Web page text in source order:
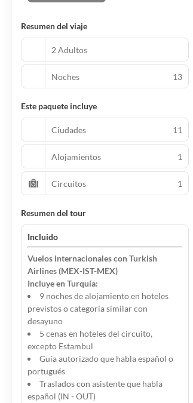
Resumen del viaje
2 Adultos
Noches 13
Este paquete incluye
Ciudades 11
Alojamientos 1
Circuitos 1
Resumen del tour
Incluido
Vuelos internacionales con Turkish
Airlines (MEX-IST-MEX)
Incluye en Turquía:
9 noches de alojamiento en hoteles
previstos o categoría similar con
desayuno
5 cenas en hoteles del circuito,
excepto Estambul
Guía autorizado que habla español o
portugués
Traslados con asistente que habla
español (IN - OUT)